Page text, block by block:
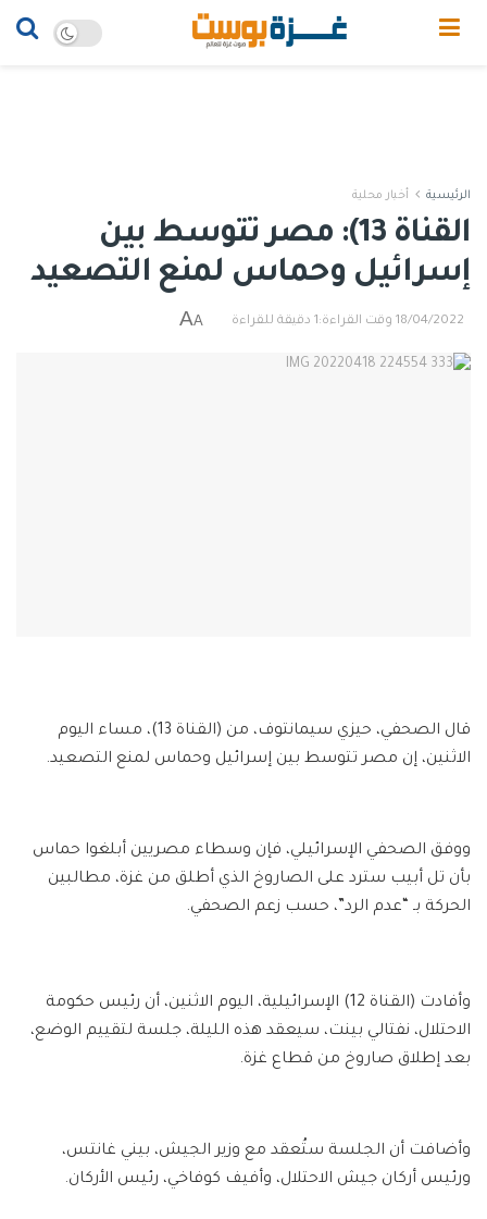
الرئيسية أخبار محلية
القناة 13): مصر تتوسط بين
إسرائيل وحماس لمنع التصعيد
18/04/2022 وقت القراءة:1 دقيقة للقراءة A
A
قال الصحفي، حيزي سيمانتوف، من (القناة 13)، مساء اليوم
الاثنين، إن مصر تتوسط بين إسرائيل وحماس لمنع التصعيد.
ووفق الصحفي الإسرائيلي، فإن وسطاء مصريين أبلغوا حماس
بأن تل أبيب سترد على الصاروخ الذي أطلق من غزة، مطالبين
الحركة بـ “عدم الرد”، حسب زعم الصحفي.
وأفادت (القناة 12) الإسرائيلية، اليوم الاثنين، أن رئيس حكومة
الاحتلال، نفتالي بينت، سيعقد هذه الليلة، جلسة لتقييم الوضع،
بعد إطلاق صاروخ من قطاع غزة.
وأضافت أن الجلسة ستُعقد مع وزير الجيش، بيني غانتس،
ورئيس أركان جيش الاحتلال، وأفيف كوفاخي، رئيس الأركان.